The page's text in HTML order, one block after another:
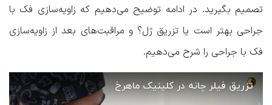
تصمیم بگیرید. در ادامه توضیح می‌دهیم که زاویه‌سازی فک با
جراحی بهتر است یا تزریق ژل؟ و مراقبت‌های بعد از زاویه‌سازی
فک با جراحی را شرح می‌دهیم.